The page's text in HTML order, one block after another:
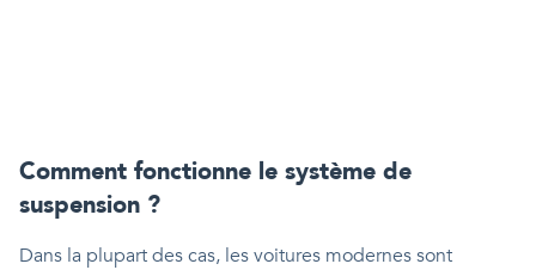
Comment fonctionne le système de
suspension ?
Dans la plupart des cas, les voitures modernes sont